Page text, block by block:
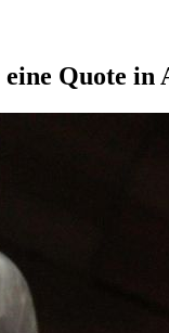
Quote in